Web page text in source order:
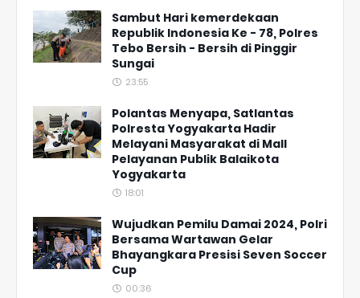
Sambut Hari kemerdekaan
Republik Indonesia Ke - 78, Polres
Tebo Bersih - Bersih di Pinggir
Sungai
23:55
Polantas Menyapa, Satlantas
Polresta Yogyakarta Hadir
Melayani Masyarakat di Mall
Pelayanan Publik Balaikota
Yogyakarta
18:01
Wujudkan Pemilu Damai 2024, Polri
Bersama Wartawan Gelar
Bhayangkara Presisi Seven Soccer
Cup
00:36